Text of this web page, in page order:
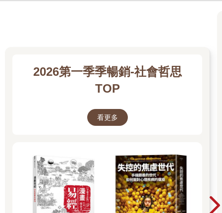
輯不通的真實問題」，「再詳答一般人應該具備的法律知識」，
我一生歌頌婚姻倫理，更崇仰家庭倫理，我也相信善良的人多想
引述《西遊記》第二回：「你這潑猴，十分無狀！師父傳你道
法，如何不學，卻與師父頂嘴？」
《漢武故事》：「今繼母無狀，手殺其父，則下手之日，母恩絕
此處無狀，意旨不肖、非善。
是以，以「無狀」形容的事物態勢與人物態度，多為負面評價。
2026第一季季暢銷-社會哲思
TOP
看更多